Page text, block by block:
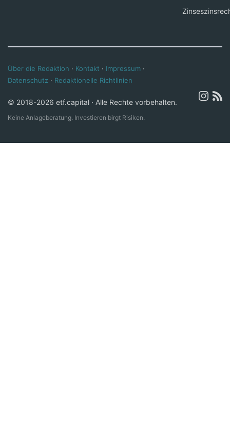
Über die Redaktion · Kontakt · Impressum ·
Datenschutz · Redaktionelle Richtlinien
© 2018-2026 etf.capital · Alle Rechte vorbehalten.
Keine Anlageberatung. Investieren birgt Risiken.